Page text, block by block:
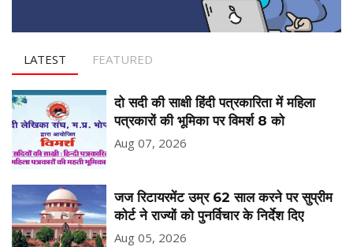
LATEST FEATURED
दो सदी की साक्षी हिंदी पत्रकारिता में महिला
पत्रकारों की भूमिका पर विमर्श 8 को
Aug 07, 2026
जज रिटायरमेंट उम्र 62 साल करने पर सुप्रीम
कोर्ट ने राज्यों को पुनर्विचार के निर्देश दिए
Aug 05, 2026